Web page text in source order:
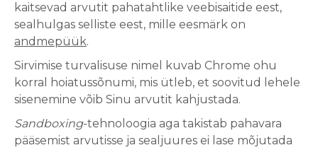
kaitsevad arvutit pahatahtlike veebisaitide eest,
sealhulgas selliste eest, mille eesmärk on
andmepüük.
Sirvimise turvalisuse nimel kuvab Chrome ohu
korral hoiatussõnumi, mis ütleb, et soovitud lehele
sisenemine võib Sinu arvutit kahjustada.
Sandboxing-tehnoloogia aga takistab pahavara
pääsemist arvutisse ja sealjuures ei lase mõjutada